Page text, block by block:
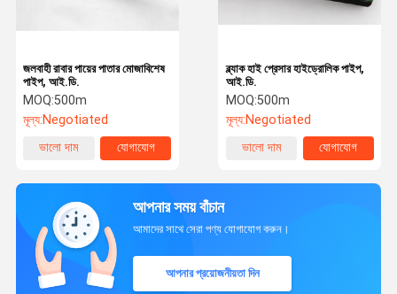
জলবাহী রাবার পায়ের পাতার মোজাবিশেষ
পাইপ, আই.ডি.
MOQ:500m
মূল্য:Negotiated
ভালো দাম
যোগাযোগ
ব্ল্যাক হাই প্রেসার হাইড্রোলিক পাইপ,
আই.ডি.
MOQ:500m
মূল্য:Negotiated
ভালো দাম
যোগাযোগ
আপনার সময় বাঁচান
আমাদের সাথে সেরা পণ্য যোগাযোগ করুন।
আপনার প্রয়োজনীয়তা দিন